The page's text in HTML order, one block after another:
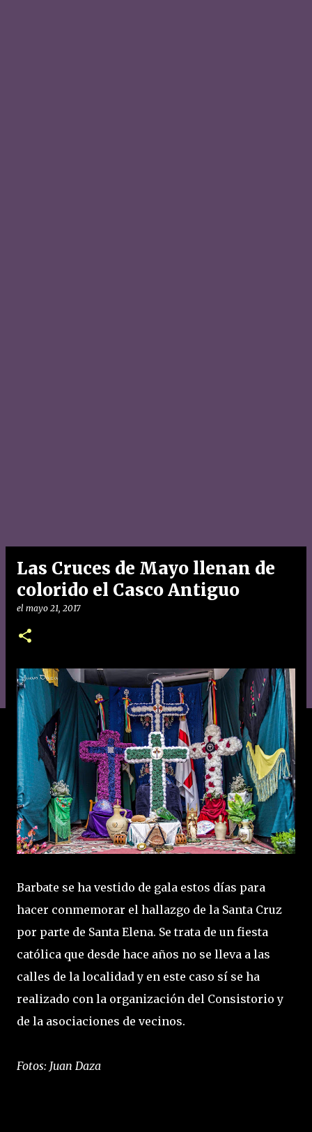
Las Cruces de Mayo llenan de
colorido el Casco Antiguo
el mayo 21, 2017
Barbate se ha vestido de gala estos días para
hacer conmemorar el hallazgo de la Santa Cruz
por parte de Santa Elena. Se trata de un fiesta
católica que desde hace años no se lleva a las
calles de la localidad y en este caso sí se ha
realizado con la organización del Consistorio y
de la asociaciones de vecinos.
Fotos: Juan Daza